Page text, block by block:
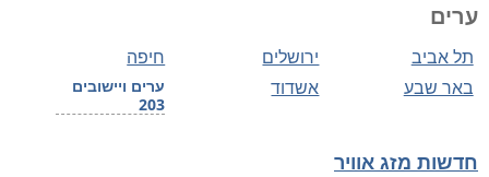
ערים
חיפה ירושלים תל אביב
ערים ויישובים
203
אשדוד באר שבע
חדשות מזג אוויר